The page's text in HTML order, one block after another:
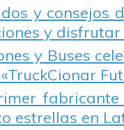
y consejos
y disfrutar
y Buses
estrellas en